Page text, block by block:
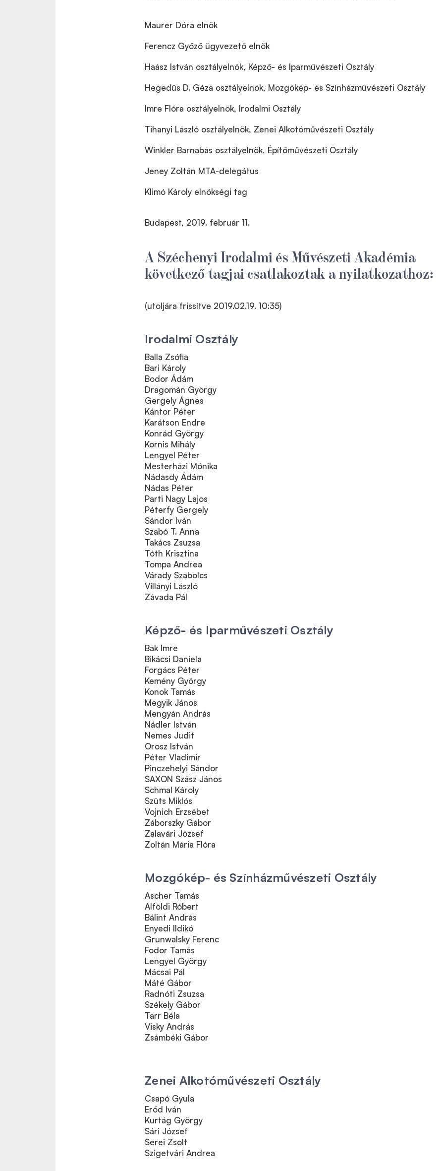
Maurer Dóra elnök
Ferencz Győző ügyvezető elnök
Haász István osztályelnök, Képző- és Iparművészeti Osztály
Hegedűs D. Géza osztályelnök, Mozgókép- és Színházművészeti Osztály
Imre Flóra osztályelnök, Irodalmi Osztály
Tihanyi László osztályelnök, Zenei Alkotóművészeti Osztály
Winkler Barnabás osztályelnök, Építőművészeti Osztály
Jeney Zoltán MTA-delegátus
Klimó Károly elnökségi tag
Budapest, 2019. február 11.
A Széchenyi Irodalmi és Művészeti Akadémia
következő tagjai csatlakoztak a nyilatkozathoz:
(utoljára frissítve 2019.02.19. 10:35)
Irodalmi Osztály
Balla Zsófia
Bari Károly
Bodor Ádám
Dragomán György
Gergely Ágnes
Kántor Péter
Karátson Endre
Konrád György
Kornis Mihály
Lengyel Péter
Mesterházi Mónika
Nádasdy Ádám
Nádas Péter
Parti Nagy Lajos
Péterfy Gergely
Sándor Iván
Szabó T. Anna
Takács Zsuzsa
Tóth Krisztina
Tompa Andrea
Várady Szabolcs
Villányi László
Závada Pál
Képző- és Iparművészeti Osztály
Bak Imre
Bikácsi Daniela
Forgács Péter
Kemény György
Konok Tamás
Megyik János
Mengyán András
Nádler István
Nemes Judit
Orosz István
Péter Vladimir
Pinczehelyi Sándor
SAXON Szász János
Schmal Károly
Szüts Miklós
Vojnich Erzsébet
Záborszky Gábor
Zalavári József
Zoltán Mária Flóra
Mozgókép- és Színházművészeti Osztály
Ascher Tamás
Alföldi Róbert
Bálint András
Enyedi Ildikó
Grunwalsky Ferenc
Fodor Tamás
Lengyel György
Mácsai Pál
Máté Gábor
Radnóti Zsuzsa
Székely Gábor
Tarr Béla
Visky András
Zsámbéki Gábor
Zenei Alkotóművészeti Osztály
Csapó Gyula
Erőd Iván
Kurtág György
Sári József
Serei Zsolt
Szigetvári Andrea